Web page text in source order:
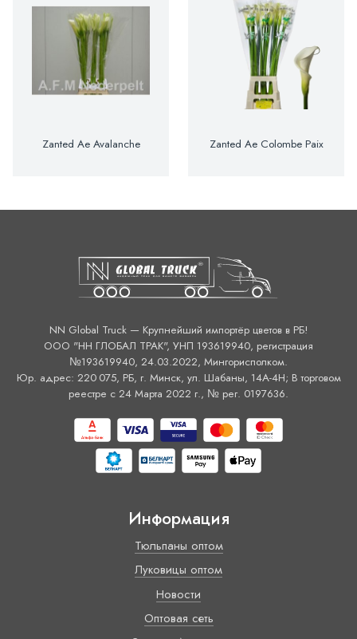
Zanted Ae Avalanche Zanted Ae Colombe Paix
NN Global Truck — Крупнейший импортёр цветов в РБ!
ООО "НН ГЛОБАЛ ТРАК", УНП 193619940, регистрация
№193619940, 24.03.2022, Мингорисполком.
Юр. адрес: 220 075, РБ, г. Минск, ул. Шабаны, 14А-4H; В торговом
реестре с 24 Марта 2022 г., № рег. 0197636.
Информация
Тюльпаны оптом
Луковицы оптом
Новости
Оптовая сеть